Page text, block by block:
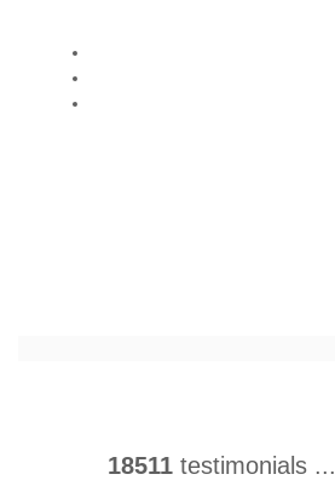
18511testimonials ...